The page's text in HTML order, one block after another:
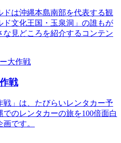
ドは沖縄本島南部を代表する観
ド文化王国・玉泉洞」の誰もが
な見どころを紹介するコンテン
戦
戦」は、たびらいレンタカー予
のレンタカーの旅を100倍面白
です。